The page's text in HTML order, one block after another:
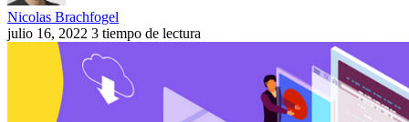
Nicolas Brachfogel
julio 16, 2022 3 tiempo de lectura